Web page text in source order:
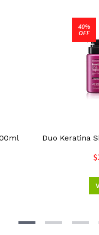
40%
OFF
Duo Keratina